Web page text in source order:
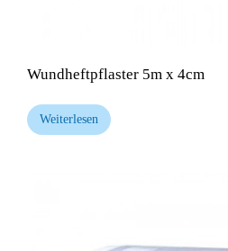
Wundheftpflaster 5m x 4cm
Weiterlesen